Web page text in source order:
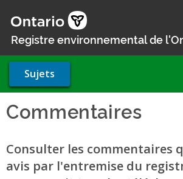
au
contenu
Registre environnemental de
Sujets
Commentaires
Consulter les commentaires
avis par l'entremise du